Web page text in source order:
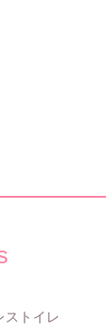
ストイレ